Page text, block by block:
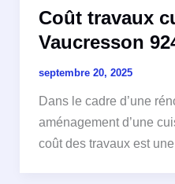
Coût travaux
Vaucresson
septembre 20, 2025
Dans le cadre d’une
aménagement d’une
coût des travaux est